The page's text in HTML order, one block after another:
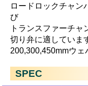
ロードロックチャン
び
トランスファーチ
切り弁に適していま
200,300,450mmウェ
SPEC